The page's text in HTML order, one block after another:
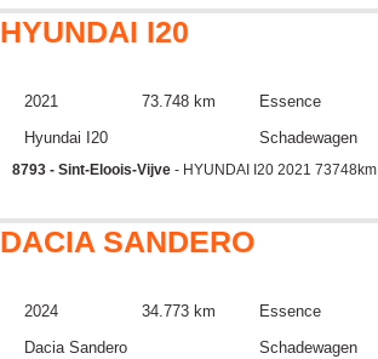
HYUNDAI I20
2021 73.748 km
Essence
Hyundai I20
Schadewagen
8793 - Sint-Eloois-Vijve - HYUNDAI I20 2021 73748km
DACIA SANDERO
2024 34.773 km
Essence
Dacia Sandero
Schadewagen